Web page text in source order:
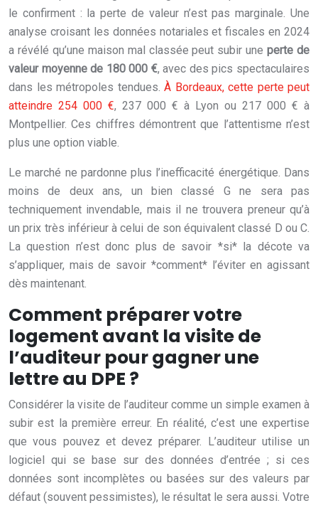
le confirment : la perte de valeur n’est pas marginale. Une
analyse croisant les données notariales et fiscales en 2024
a révélé qu’une maison mal classée peut subir uneperte de
valeur moyenne de 180 000 €, avec des pics spectaculaires
dans les métropoles tendues. À Bordeaux, cette perte peut
atteindre 254 000 €, 237 000 € à Lyon ou 217 000 € à
Montpellier. Ces chiffres démontrent que l’attentisme n’est
plus une option viable.
Le marché ne pardonne plus l’inefficacité énergétique. Dans
moins de deux ans, un bien classé G ne sera pas
techniquement invendable, mais il ne trouvera preneur qu’à
un prix très inférieur à celui de son équivalent classé D ou C.
La question n’est donc plus de savoir *si* la décote va
s’appliquer, mais de savoir *comment* l’éviter en agissant
dès maintenant.
Comment préparer votre
logement avant la visite de
l’auditeur pour gagner une
lettre au DPE ?
Considérer la visite de l’auditeur comme un simple examen à
subir est la première erreur. En réalité, c’est une expertise
que vous pouvez et devez préparer. L’auditeur utilise un
logiciel qui se base sur des données d’entrée ; si ces
données sont incomplètes ou basées sur des valeurs par
défaut (souvent pessimistes), le résultat le sera aussi. Votre